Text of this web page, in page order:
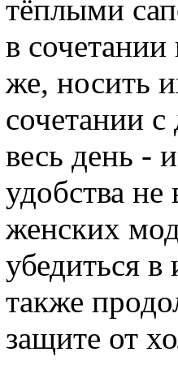
тёплыми
в
же, носить
сочетании
весь день -
удобства
женских
убедиться в
также
защите от